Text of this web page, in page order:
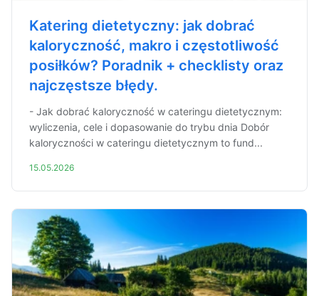
Katering dietetyczny: jak dobrać
kaloryczność, makro i częstotliwość
posiłków? Poradnik + checklisty oraz
najczęstsze błędy.
- Jak dobrać kaloryczność w cateringu dietetycznym:
wyliczenia, cele i dopasowanie do trybu dnia Dobór
kaloryczności w cateringu dietetycznym to fund...
15.05.2026